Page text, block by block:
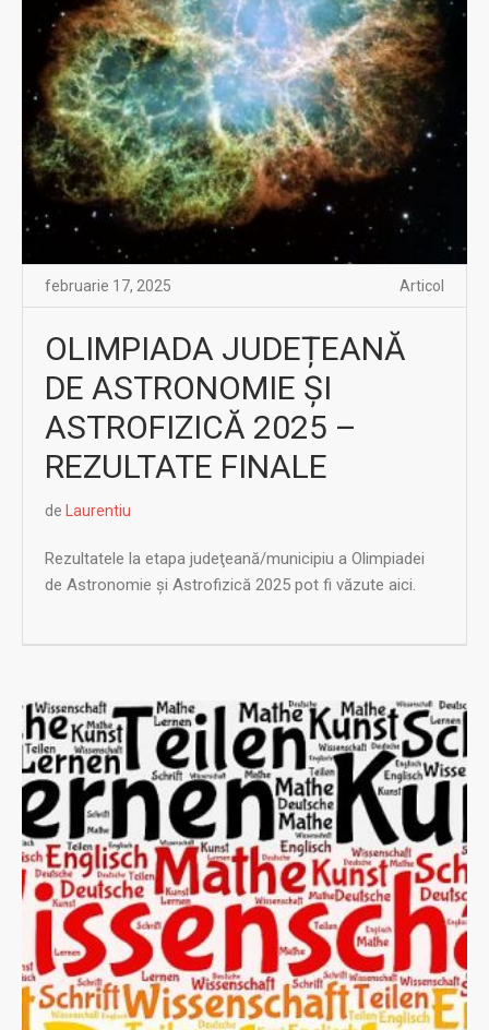
februarie 17, 2025 Articol
OLIMPIADA JUDEȚEANĂ
DE ASTRONOMIE ȘI
ASTROFIZICĂ 2025 –
REZULTATE FINALE
de Laurentiu
Rezultatele la etapa judeţeană/municipiu a Olimpiadei
de Astronomie şi Astrofizică 2025 pot fi văzute aici.